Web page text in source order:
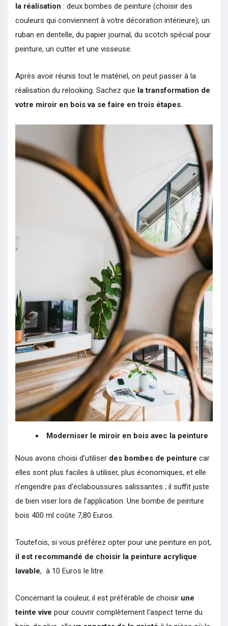
la réalisation : deux bombes de peinture (choisir des
couleurs qui conviennent à votre décoration intérieure), un
ruban en dentelle, du papier journal, du scotch spécial pour
peinture, un cutter et une visseuse.
Après avoir réunis tout le matériel, on peut passer à la
réalisation du relooking. Sachez que la transformation de
votre miroir en bois va se faire en trois étapes.
Moderniser le miroir en bois avec la peinture
Nous avons choisi d’utiliser des bombes de peinture car
elles sont plus faciles à utiliser, plus économiques, et elle
n’engendre pas d’éclaboussures salissantes ; il suffit juste
de bien viser lors de l’application. Une bombe de peinture
bois 400 ml coûte 7,80 Euros.
Toutefois, si vous préférez opter pour une peinture en pot,
il est recommandé de choisir la peinture acrylique
lavable, à 10 Euros le litre.
Concernant la couleur, il est préférable de choisir une
teinte vive pour couvrir complètement l’aspect terne du